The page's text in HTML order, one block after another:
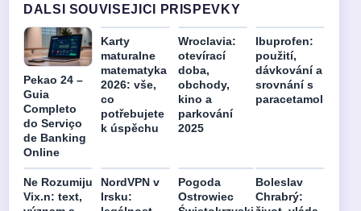
DALSI SOUVISEJICI PRISPEVKY
Pekao 24 –
Guia
Completo
do Serviço
de Banking
Online
Karty
maturalne
matematyka
2026: vše,
co
potřebujete
k úspěchu
Wroclavia:
otevírací
doba,
obchody,
kino a
parkování
2025
Ibuprofen:
použití,
dávkování a
srovnání s
paracetamol
Ne Rozumiju
Vix.n: text,
NordVPN v
Irsku:
Pogoda
Ostrowiec
Boleslav
Chrabrý: